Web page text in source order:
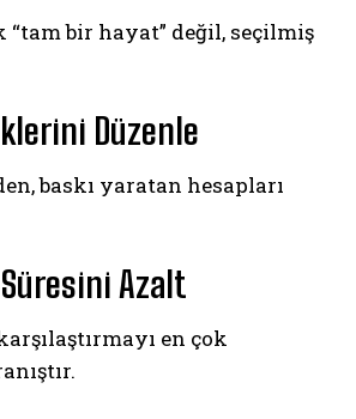
“tam bir hayat” değil, seçilmiş
Düzenle
baskı yaratan hesapları
Azalt
en çok